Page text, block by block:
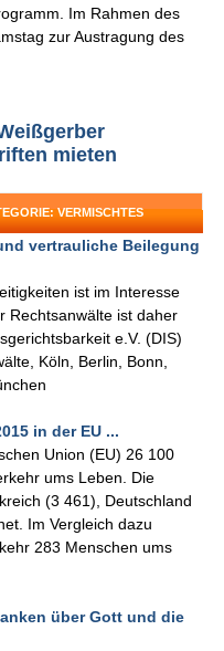
Im Rahmen des
zur Austragung des
mieten
VERMISCHTES
vertrauliche Beilegung
ist im Interesse
Rechtsanwälte ist daher
e.V. (DIS)
Köln, Berlin, Bonn,
in der EU ...
Union (EU) 26 100
ums Leben. Die
(3 461), Deutschland
Im Vergleich dazu
283 Menschen ums
über Gott und die